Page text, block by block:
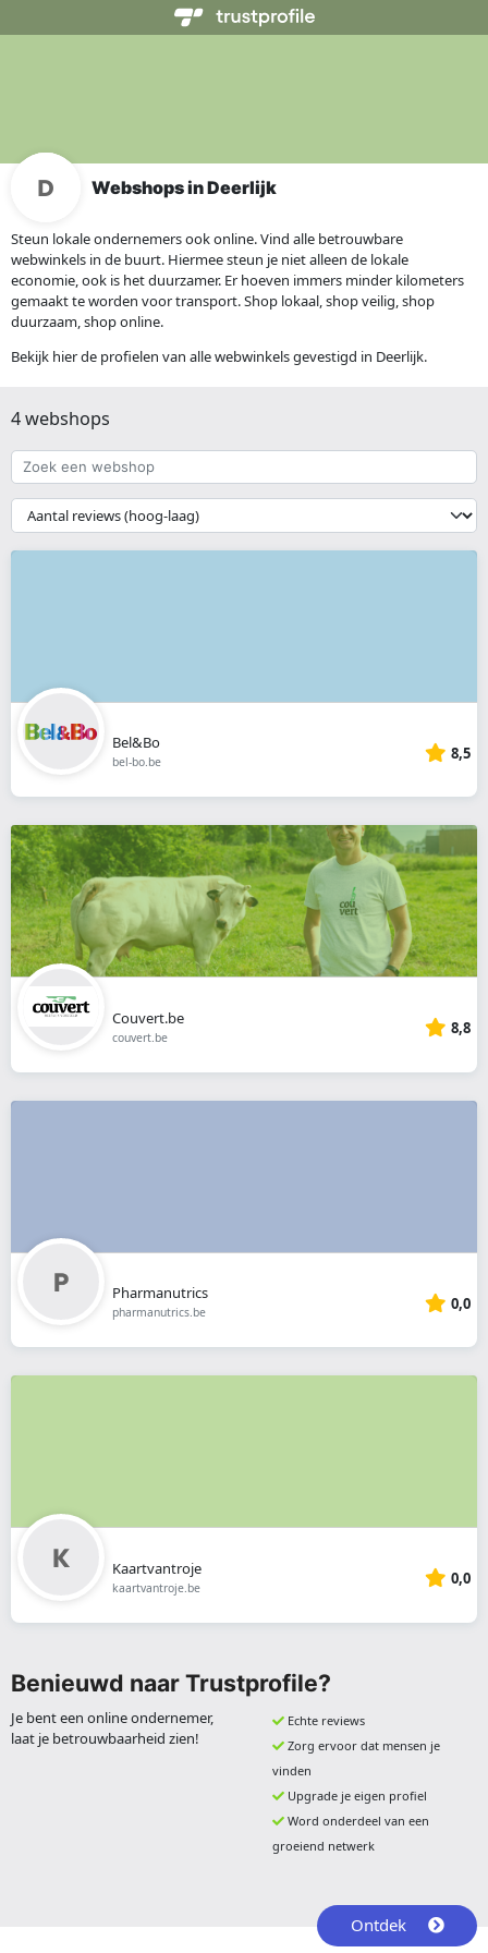
Webshops in Deerlijk
Steun lokale ondernemers ook online. Vind alle betrouwbare
webwinkels in de buurt. Hiermee steun je niet alleen de lokale
economie, ook is het duurzamer. Er hoeven immers minder kilometers
gemaakt te worden voor transport. Shop lokaal, shop veilig, shop
duurzaam, shop online.
Bekijk hier de profielen van alle webwinkels gevestigd in Deerlijk.
4 webshops
Zoek
een
webshop
{{
__('Sort')
}}
Bel&Bo
bel-bo.be 8,5
Couvert.be
couvert.be 8,8
Pharmanutrics
pharmanutrics.be 0,0
Kaartvantroje
kaartvantroje.be 0,0
Benieuwd naar Trustprofile?
Je bent een online ondernemer,
laat je betrouwbaarheid zien!
Echte reviews
Zorg ervoor dat mensen je
vinden
Upgrade je eigen profiel
Word onderdeel van een
groeiend netwerk
Ontdek